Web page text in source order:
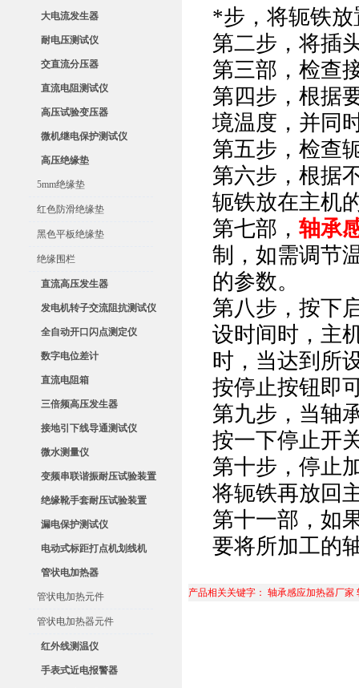
大电流发生器
耐电压测试仪
交直流分压器
直流电阻测试仪
高压试验变压器
微机继电保护测试仪
高压绝缘垫
5mm绝缘垫
红色防滑绝缘垫
黑色平板绝缘垫
绝缘围栏
直流高压发生器
发电机转子交流阻抗测试仪
全自动开口闪点测定仪
数字电位差计
直流电阻箱
三倍频高压发生器
接地引下线导通测试仪
微水测量仪
变频串联谐振耐压试验装置
绝缘靴手套耐压试验装置
漏电保护测试仪
电动式标距打点机划线机
管状电加热器
管状电加热元件
管状电加热器元件
红外线测温仪
手表式近电报警器
*步，将轭铁
第二步，将插
第三部，检查
第四步，根据
境温度，并同
第五步，检查
第六步，根据
轭铁放在主机
第七部， 轴承
制，如需调节
的参数。
第八步，按下
设时间时，主
时，当达到所
按停止按钮即
第九步，当轴
按一下停止开
第十步，停止
将轭铁再放回
第十一部，如
要将所加工的
产品相关关键字： 轴承感应加热器厂家